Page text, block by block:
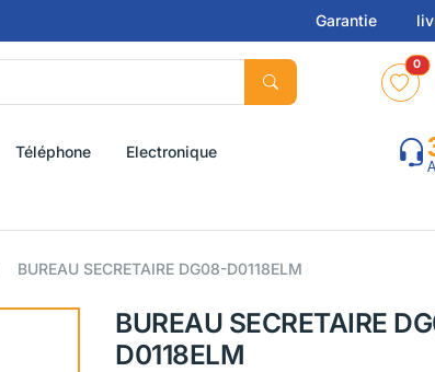
Garantie
0
Téléphone Electronique
BUREAU SECRETAIRE DG08-D0118ELM
BUREAU SECRETAIRE
D0118ELM